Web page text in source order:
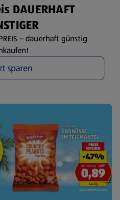
DAUERHAFT
– dauerhaft günstig
sparen